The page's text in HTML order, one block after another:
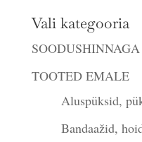
Vali kategooria
SOODUSHINNAGA
TOOTED EMALE
Aluspüksid,
Bandaažid,